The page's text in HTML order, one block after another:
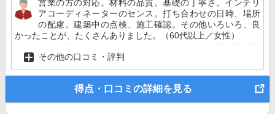
営業の方の対応。材料の品質。基礎の丁寧さ。インテリ
アコーディネーターのセンス。打ち合わせの日時、場所
の配慮。建築中の点検、施工確認。その他いろいろ、良
かったことが、たくさんありました。（60代以上／女性）
その他の口コミ・評判
得点・口コミの詳細を見る